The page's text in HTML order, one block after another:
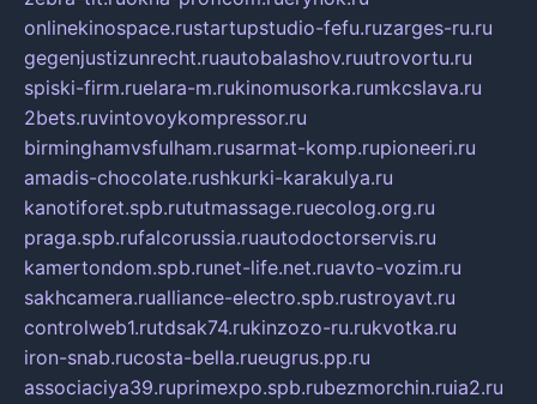
onlinekinospace.rustartupstudio-fefu.ruzarges-ru.ru
gegenjustizunrecht.ruautobalashov.ruutrovortu.ru
spiski-firm.ruelara-m.rukinomusorka.rumkcslava.ru
2bets.ruvintovoykompressor.ru
birminghamvsfulham.rusarmat-komp.rupioneeri.ru
amadis-chocolate.rushkurki-karakulya.ru
kanotiforet.spb.rututmassage.ruecolog.org.ru
praga.spb.rufalcorussia.ruautodoctorservis.ru
kamertondom.spb.runet-life.net.ruavto-vozim.ru
sakhcamera.rualliance-electro.spb.rustroyavt.ru
controlweb1.rutdsak74.rukinzozo-ru.rukvotka.ru
iron-snab.rucosta-bella.rueugrus.pp.ru
associaciya39.ruprimexpo.spb.rubezmorchin.ruia2.ru